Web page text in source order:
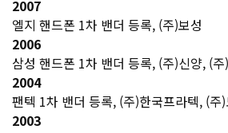
2007
엘지 핸드폰 1차 밴더 등록, (주)보성
2006
삼성 핸드폰 1차 밴더 등록, (주)신양, (
2004
팬텍 1차 밴더 등록, (주)한국프라텍, (주
2003